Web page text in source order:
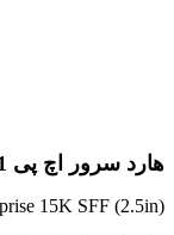
هارد سرور اچ پی 600GB SAS 12G 15K 870757-B21
15K SFF (2.5in)